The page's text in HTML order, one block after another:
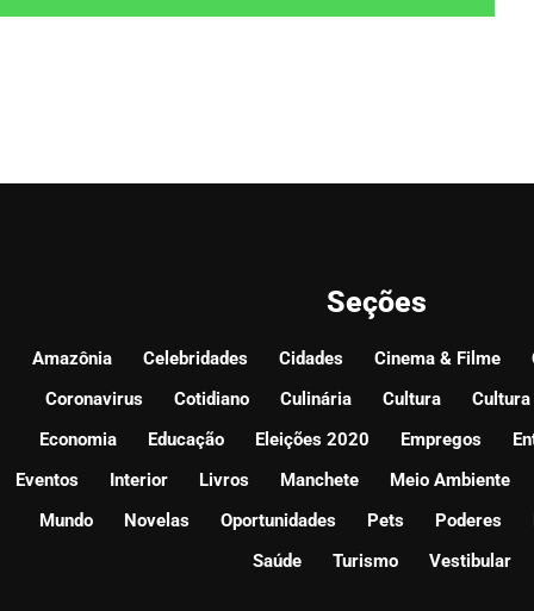
Seções
Amazônia Celebridades Cidades Cinema & Filme
Coronavirus
Cotidiano Culinária Cultura
Economia
Educação Eleições 2020 Empregos
Eventos
Interior Livros Manchete
Meio Ambiente
Mundo
Novelas Oportunidades Pets Poderes
Saúde
Turismo Vestibular